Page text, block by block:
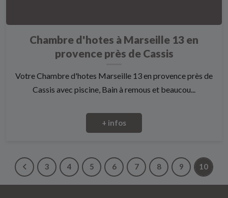
Chambre d'hotes à Marseille 13 en
provence près de Cassis
Votre Chambre d'hotes Marseille 13 en provence près de
Cassis avec piscine, Bain à remous et beaucou...
+ infos
3 4 5 6 7 8 9 10